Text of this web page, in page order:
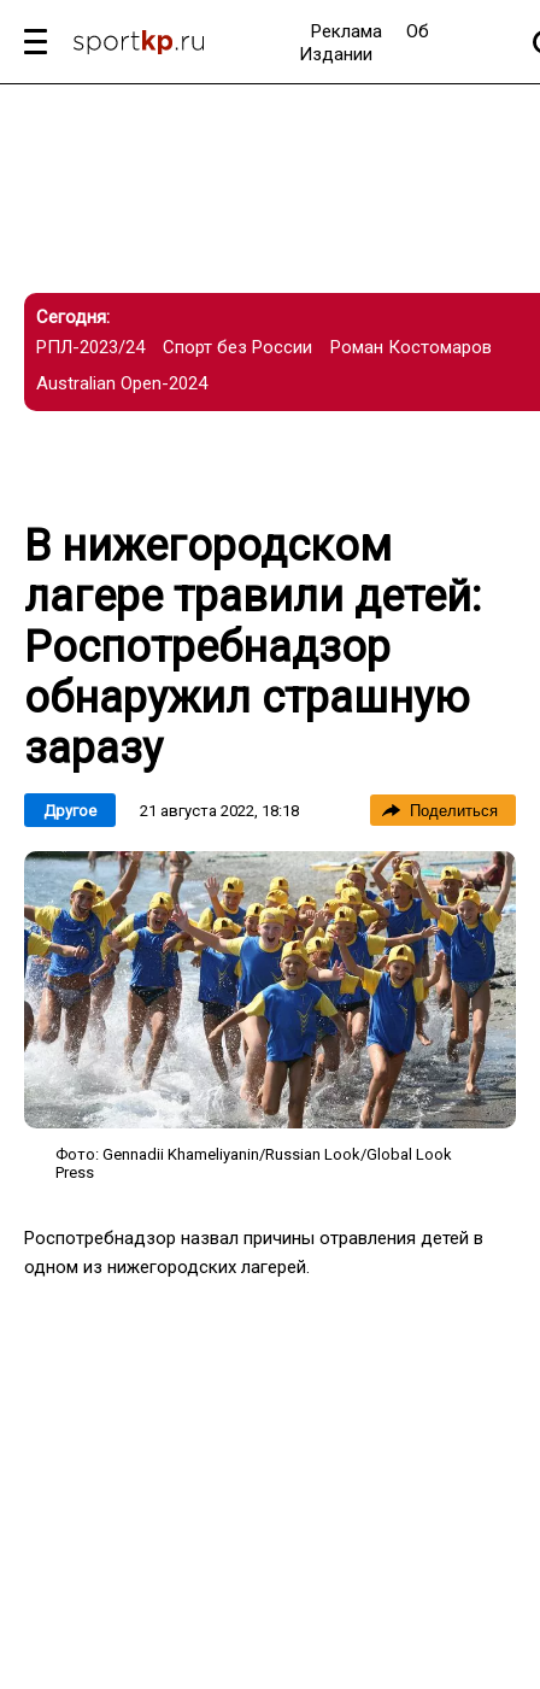
Реклама
Об
Издании
Сегодня:
РПЛ-2023/24
Спорт без России
Роман Костомаров
Australian Open-2024
В нижегородском
лагере травили детей:
Роспотребнадзор
обнаружил страшную
заразу
Другое 21 августа 2022, 18:18 Поделиться
Фото: Gennadii Khameliyanin/Russian Look/Global Look
Press
Роспотребнадзор назвал причины отравления детей в
одном из нижегородских лагерей.